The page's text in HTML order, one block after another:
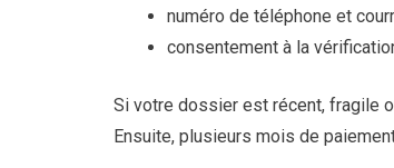
numéro de téléphone et
consentement à la
Si votre dossier est récent, fragile
Ensuite, plusieurs mois de